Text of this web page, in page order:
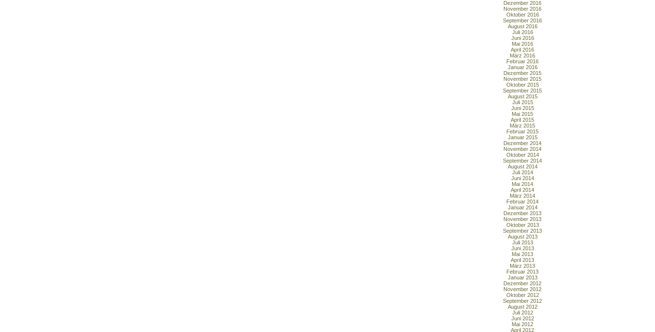
Dezember 2016
November 2016
Oktober 2016
September 2016
August 2016
Juli 2016
Juni 2016
Mai 2016
April 2016
März 2016
Februar 2016
Januar 2016
Dezember 2015
November 2015
Oktober 2015
September 2015
August 2015
Juli 2015
Juni 2015
Mai 2015
April 2015
März 2015
Februar 2015
Januar 2015
Dezember 2014
November 2014
Oktober 2014
September 2014
August 2014
Juli 2014
Juni 2014
Mai 2014
April 2014
März 2014
Februar 2014
Januar 2014
Dezember 2013
November 2013
Oktober 2013
September 2013
August 2013
Juli 2013
Juni 2013
Mai 2013
April 2013
März 2013
Februar 2013
Januar 2013
Dezember 2012
November 2012
Oktober 2012
September 2012
August 2012
Juli 2012
Juni 2012
Mai 2012
April 2012